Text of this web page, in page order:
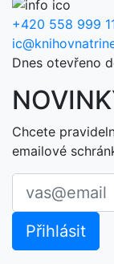
+420 558 999
Dnes otevřeno
Chcete
emailové